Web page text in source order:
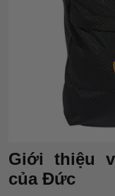
Giới thiệu
của Đức